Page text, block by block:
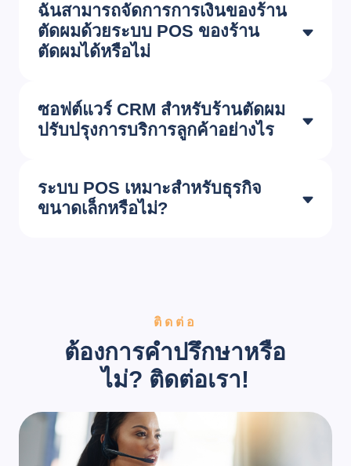
ฉันสามารถจัดการการเงินของร้าน
ตัดผมด้วยระบบ POS ของร้าน
ตัดผมได้หรือไม่
ซอฟต์แวร์ CRM สำหรับร้านตัดผม
ปรับปรุงการบริการลูกค้าอย่างไร
ระบบ POS เหมาะสำหรับธุรกิจ
ขนาดเล็กหรือไม่?
ติดต่อ
ต้องการคำปรึกษาหรือ
ไม่? ติดต่อเรา!